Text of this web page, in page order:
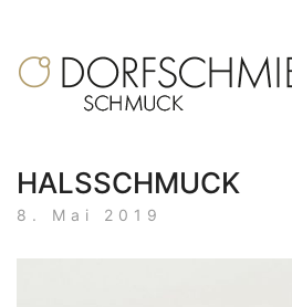
HALSSCHMUCK
8. Mai 2019